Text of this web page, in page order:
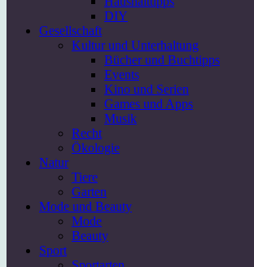
DIY
Gesellschaft
Kultur und Unterhaltung
Bücher und Buchtipps
Events
Kino und Serien
Games und Apps
Musik
Recht
Ökologie
Natur
Tiere
Garten
Mode und Beauty
Mode
Beauty
Sport